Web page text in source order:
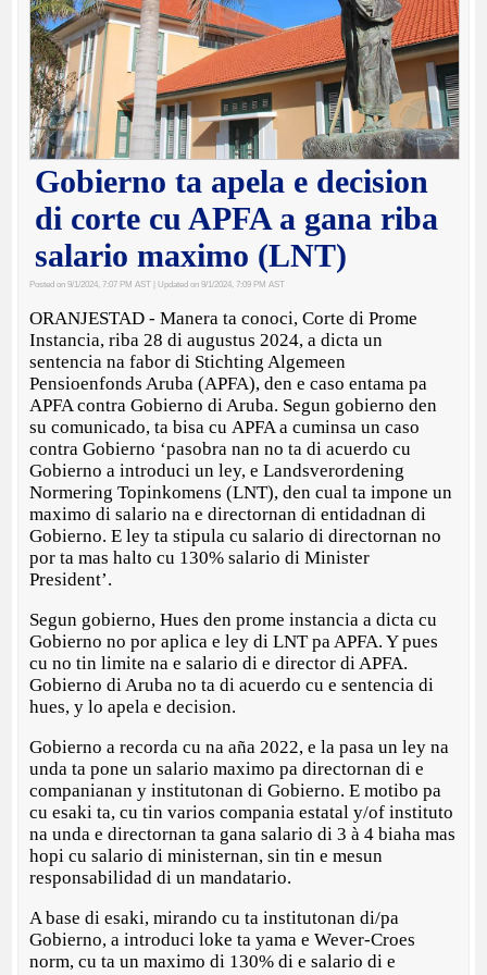
Gobierno ta apela e decision
di corte cu APFA a gana riba
salario maximo (LNT)
Posted on 9/1/2024, 7:07 PM AST | Updated on 9/1/2024, 7:09 PM AST
ORANJESTAD - Manera ta conoci, Corte di Prome
Instancia, riba 28 di augustus 2024, a dicta un
sentencia na fabor di Stichting Algemeen
Pensioenfonds Aruba (APFA), den e caso entama pa
APFA contra Gobierno di Aruba. Segun gobierno den
su comunicado, ta bisa cu APFA a cuminsa un caso
contra Gobierno ‘pasobra nan no ta di acuerdo cu
Gobierno a introduci un ley, e Landsverordening
Normering Topinkomens (LNT), den cual ta impone un
maximo di salario na e directornan di entidadnan di
Gobierno. E ley ta stipula cu salario di directornan no
por ta mas halto cu 130% salario di Minister
President’.
Segun gobierno, Hues den prome instancia a dicta cu
Gobierno no por aplica e ley di LNT pa APFA. Y pues
cu no tin limite na e salario di e director di APFA.
Gobierno di Aruba no ta di acuerdo cu e sentencia di
hues, y lo apela e decision.
Gobierno a recorda cu na aña 2022, e la pasa un ley na
unda ta pone un salario maximo pa directornan di e
companianan y institutonan di Gobierno. E motibo pa
cu esaki ta, cu tin varios compania estatal y/of instituto
na unda e directornan ta gana salario di 3 à 4 biaha mas
hopi cu salario di ministernan, sin tin e mesun
responsabilidad di un mandatario.
A base di esaki, mirando cu ta institutonan di/pa
Gobierno, a introduci loke ta yama e Wever-Croes
norm, cu ta un maximo di 130% di e salario di e